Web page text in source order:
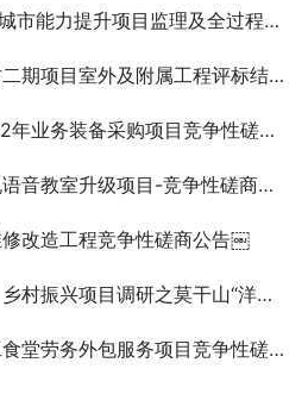
理及全过程造价咨询服务项目第二标段中标候选人公示
项目室外及附属工程评标结果公示
务装备采购项目竞争性磋商公告￼
教室升级项目-竞争性磋商公告
改造工程竞争性磋商公告￼
目调研之莫干山“洋家乐”裸心谷特色民宿
务外包服务项目竞争性磋商公告￼￼